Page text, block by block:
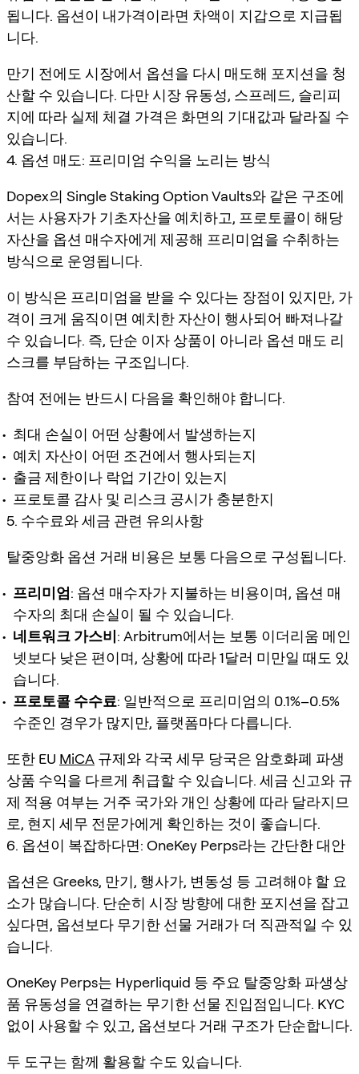
됩니다. 옵션이 내가격이라면 차액이 지갑으로 지급됩
니다.
만기 전에도 시장에서 옵션을 다시 매도해 포지션을 청
산할 수 있습니다. 다만 시장 유동성, 스프레드, 슬리피
지에 따라 실제 체결 가격은 화면의 기대값과 달라질 수
있습니다.
4. 옵션 매도: 프리미엄 수익을 노리는 방식
Dopex의 Single Staking Option Vaults와 같은 구조에
서는 사용자가 기초자산을 예치하고, 프로토콜이 해당
자산을 옵션 매수자에게 제공해 프리미엄을 수취하는
방식으로 운영됩니다.
이 방식은 프리미엄을 받을 수 있다는 장점이 있지만, 가
격이 크게 움직이면 예치한 자산이 행사되어 빠져나갈
수 있습니다. 즉, 단순 이자 상품이 아니라 옵션 매도 리
스크를 부담하는 구조입니다.
참여 전에는 반드시 다음을 확인해야 합니다.
최대 손실이 어떤 상황에서 발생하는지
예치 자산이 어떤 조건에서 행사되는지
출금 제한이나 락업 기간이 있는지
프로토콜 감사 및 리스크 공시가 충분한지
5. 수수료와 세금 관련 유의사항
탈중앙화 옵션 거래 비용은 보통 다음으로 구성됩니다.
프리미엄: 옵션 매수자가 지불하는 비용이며, 옵션 매
수자의 최대 손실이 될 수 있습니다.
네트워크 가스비: Arbitrum에서는 보통 이더리움 메인
넷보다 낮은 편이며, 상황에 따라 1달러 미만일 때도 있
습니다.
프로토콜 수수료: 일반적으로 프리미엄의 0.1%–0.5%
수준인 경우가 많지만, 플랫폼마다 다릅니다.
또한 EU MiCA 규제와 각국 세무 당국은 암호화폐 파생
상품 수익을 다르게 취급할 수 있습니다. 세금 신고와 규
제 적용 여부는 거주 국가와 개인 상황에 따라 달라지므
로, 현지 세무 전문가에게 확인하는 것이 좋습니다.
6. 옵션이 복잡하다면: OneKey Perps라는 간단한 대안
옵션은 Greeks, 만기, 행사가, 변동성 등 고려해야 할 요
소가 많습니다. 단순히 시장 방향에 대한 포지션을 잡고
싶다면, 옵션보다 무기한 선물 거래가 더 직관적일 수 있
습니다.
OneKey Perps는 Hyperliquid 등 주요 탈중앙화 파생상
품 유동성을 연결하는 무기한 선물 진입점입니다. KYC
없이 사용할 수 있고, 옵션보다 거래 구조가 단순합니다.
두 도구는 함께 활용할 수도 있습니다.